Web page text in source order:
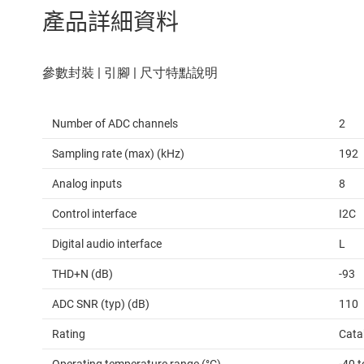
產品詳細資料
Number of ADC channels 2
Sampling rate (max) (kHz) 192
Analog inputs 8
Control interface I2C
Digital audio interface L
THD+N (dB) -93
ADC SNR (typ) (dB) 110
Rating